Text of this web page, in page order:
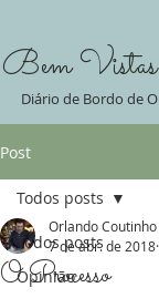
Bem Vistas
Diário de Bordo de
Post
Todos posts
Opinião
Todos posts
O Processo
Orlando Coutinho
7 de abr. de 2018